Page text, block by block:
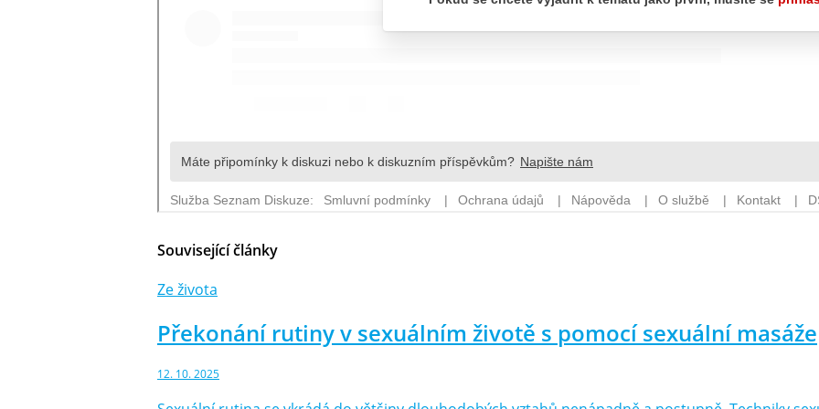
Související články
Ze života
Překonání rutiny v sexuálním životě s pomocí sexuální masáže
12. 10. 2025